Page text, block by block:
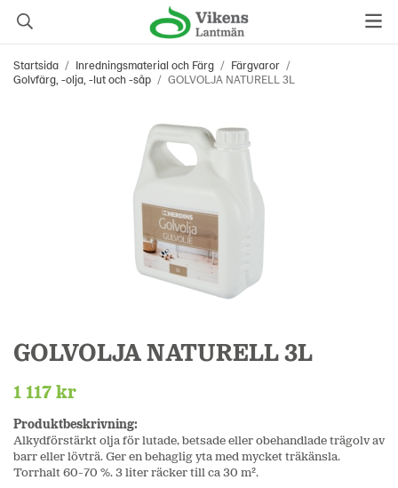
Startsida / Inredningsmaterial och Färg / Färgvaror /
Golvfärg, -olja, -lut och -såp / GOLVOLJA NATURELL 3L
GOLVOLJA NATURELL 3L
1 117 kr
Produktbeskrivning:
Alkydförstärkt olja för lutade, betsade eller obehandlade trägolv av
barr eller lövträ. Ger en behaglig yta med mycket träkänsla.
Torrhalt 60-70 %. 3 liter räcker till ca 30 m².